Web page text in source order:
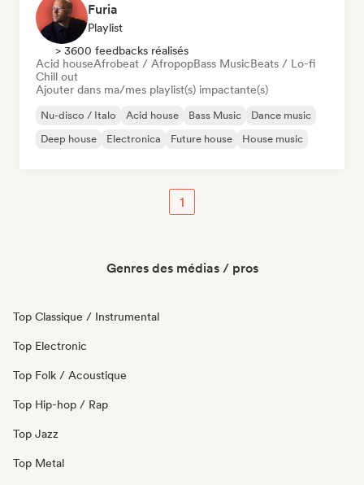
Furia
Playlist
> 3600 feedbacks réalisés
Acid houseAfrobeat / AfropopBass MusicBeats / Lo-fi
Chill out
Ajouter dans ma/mes playlist(s) impactante(s)
Nu-disco / Italo Acid house Bass Music
Dance music
Deep house
Electronica Future house House music
1
Genres des médias / pros
Top Classique / Instrumental
Top Electronic
Top Folk / Acoustique
Top Hip-hop / Rap
Top Jazz
Top Metal